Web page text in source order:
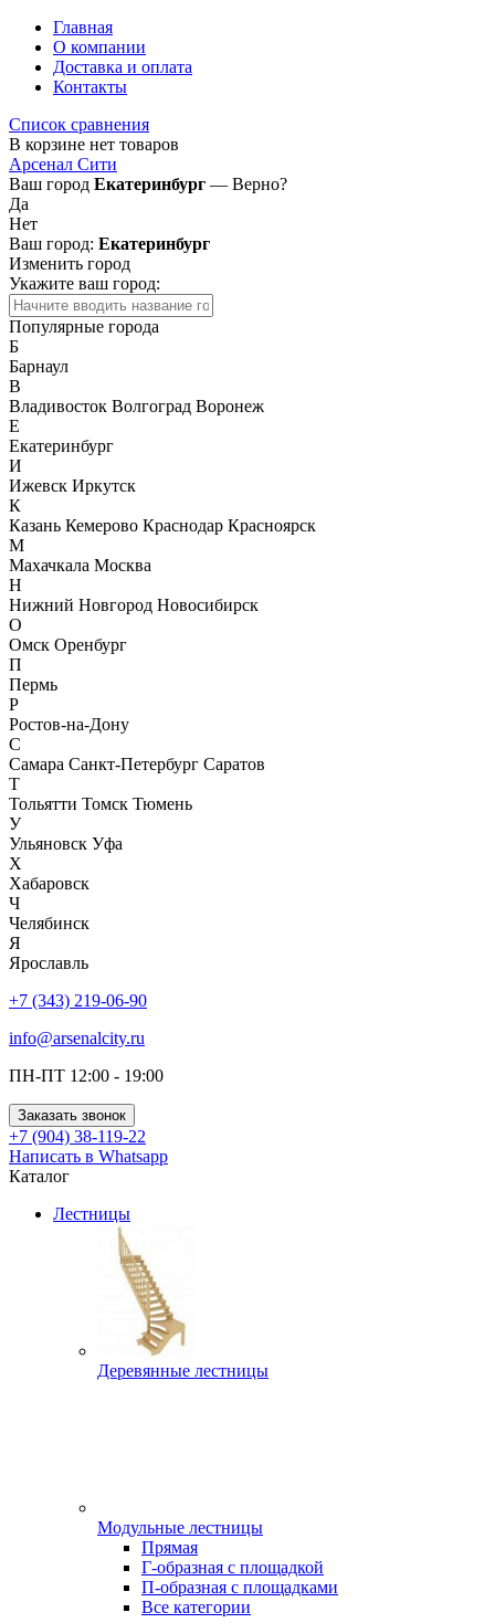
Главная
О компании
Доставка и оплата
Контакты
Список сравнения
В корзине нет товаров
Арсенал Сити
Ваш город Екатеринбург — Верно?
Да
Нет
Ваш город: Екатеринбург
Изменить город
Укажите ваш город:
Популярные города
Б
Барнаул
В
Владивосток Волгоград Воронеж
Е
Екатеринбург
И
Ижевск Иркутск
К
Казань Кемерово Краснодар Красноярск
М
Махачкала Москва
Н
Нижний Новгород Новосибирск
О
Омск Оренбург
П
Пермь
Р
Ростов-на-Дону
С
Самара Санкт-Петербург Саратов
Т
Тольятти Томск Тюмень
У
Ульяновск Уфа
Х
Хабаровск
Ч
Челябинск
Я
Ярославль
+7 (343) 219-06-90
info@arsenalcity.ru
ПН-ПТ 12:00 - 19:00
Заказать звонок
+7 (904) 38-119-22
Написать в Whatsapp
Каталог
Лестницы
Деревянные лестницы
Модульные лестницы
Прямая
Г-образная с площадкой
П-образная с площадками
Все категории